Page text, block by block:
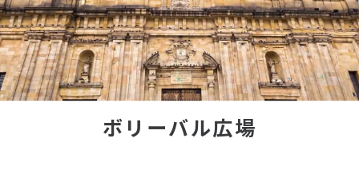
ボリーバル広場